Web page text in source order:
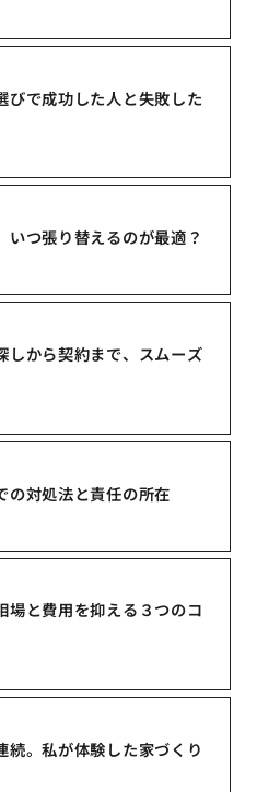
びで成功した人と失敗した
つ張り替えるのが最適？
しから契約まで、スムーズ
の対処法と責任の所在
場と費用を抑える３つのコ
続。私が体験した家づくり